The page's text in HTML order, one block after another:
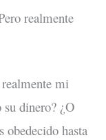
realmente
mi
dinero? ¿O
obedecido hasta